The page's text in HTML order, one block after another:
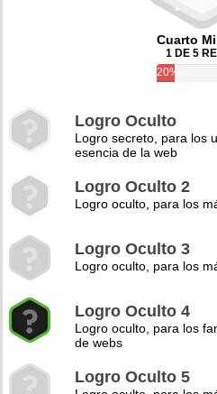
Cuarto
1 DE 5
20%
Logro Oculto
Logro secreto, para los
esencia de la web
Logro Oculto 2
Logro oculto, para los
Logro Oculto 3
Logro oculto, para los
Logro Oculto 4
Logro oculto, para los
de webs
Logro Oculto 5